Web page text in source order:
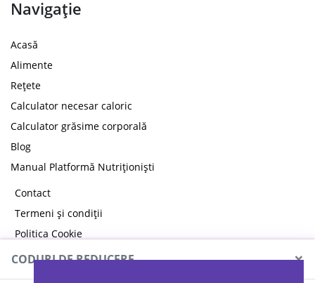
Navigație
Acasă
Alimente
Rețete
Calculator necesar caloric
Calculator grăsime corporală
Blog
Manual Platformă Nutriționiști
Contact
Termeni și condiții
Politica Cookie
Politica de confidențialitate
CODURI DE REDUCERE ×